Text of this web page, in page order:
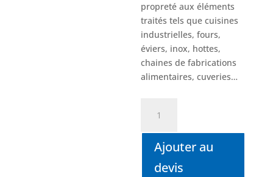
propreté aux éléments
traités tels que cuisines
industrielles, fours,
éviers, inox, hottes,
chaines de fabrications
alimentaires, cuveries…
ECOLINOX
ALIMENTAIRE
Ajouter au
devis